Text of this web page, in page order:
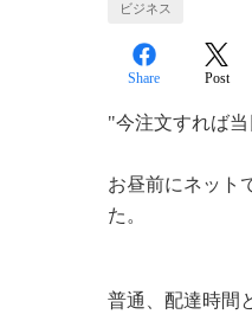
ビジネス
Share Post
"今注文すれば
お昼前にネット
た。
普通、配達時間